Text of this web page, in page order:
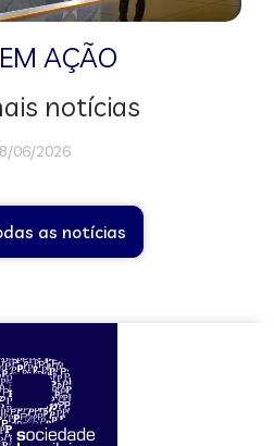
AÇÃO
notícias
06/2026
as notícias